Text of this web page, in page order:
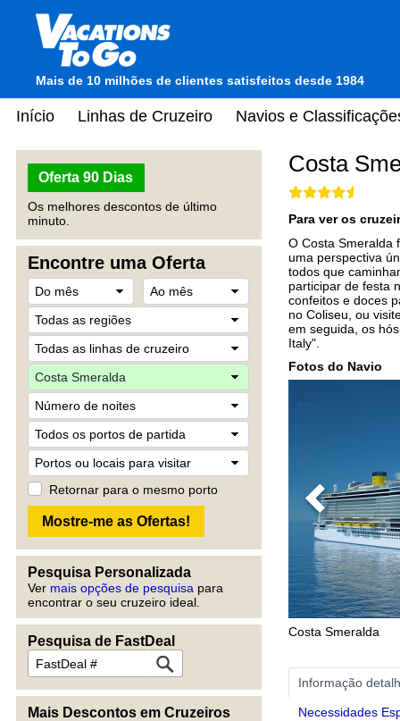
Mais de 10 milhões de clientes satisfeitos desde 1984
Início Linhas de Cruzeiro Navios e
Oferta 90 Dias
Os melhores descontos de último
minuto.
Encontre uma Oferta
Retornar para o mesmo porto
Pesquisa Personalizada
Ver mais opções de pesquisa para
encontrar o seu cruzeiro ideal.
Pesquisa de FastDeal
Mais Descontos em Cruzeiros
Costa
Para ver os
O Costa Smeralda
uma perspectiva
todos que
participar de festa
confeitos e doces
no Coliseu, ou
em seguida, os
Italy".
Fotos do Navio
Previous
Costa Smeralda
Informação
Necessidades